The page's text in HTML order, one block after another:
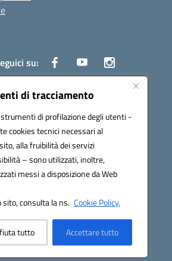
di tracciamento
di profilazione degli utenti -
cookies tecnici necessari al
alla fruibilità dei servizi
– sono utilizzati, inoltre,
messi a disposizione da Web
sito, consulta la ns. Cookie Policy.
tutto Accettare tutto
su: